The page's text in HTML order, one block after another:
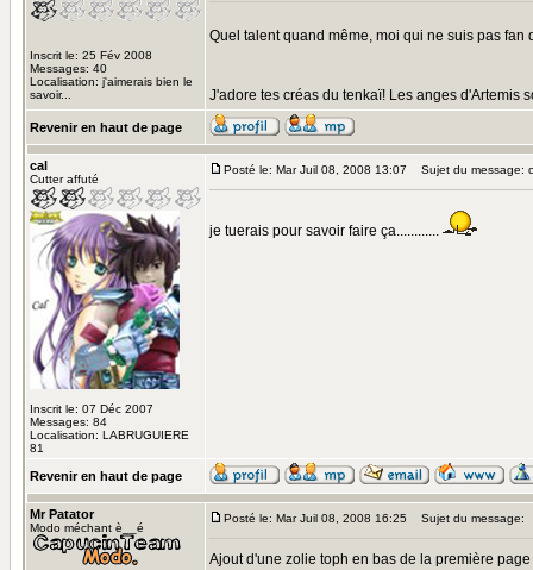
Inscrit le: 25 Fév 2008
Messages: 40
Localisation: j'aimerais bien le
savoir...
Quel talent quand même, moi qui ne suis pas
J'adore tes créas du tenkaï! Les anges d'Artemis
Revenir en haut de page
cal
Cutter affuté
Inscrit le: 07 Déc 2007
Messages: 84
Localisation: LABRUGUIERE
81
Posté le: Mar Juil 08, 2008 13:07 Sujet du message:
je tuerais pour savoir faire ça............
Revenir en haut de page
Mr Patator
Modo méchant è__é
Posté le: Mar Juil 08, 2008 16:25 Sujet du message:
Ajout d'une zolie toph en bas de la première